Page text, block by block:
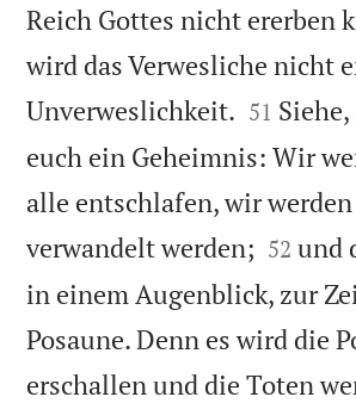
Reich Gottes nicht ererben
wird das Verwesliche nicht
Unverweslichkeit. 

51
euch ein Geheimnis: Wir
alle entschlafen, wir
verwandelt werden; 

52 und
in einem Augenblick, zur
Posaune. Denn es wird die
erschallen und die Toten